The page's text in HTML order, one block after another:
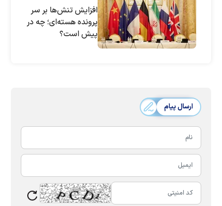
افزایش تنش‌ها بر سر
پرونده هسته‌ای؛ چه در
پیش است؟
ارسال پیام